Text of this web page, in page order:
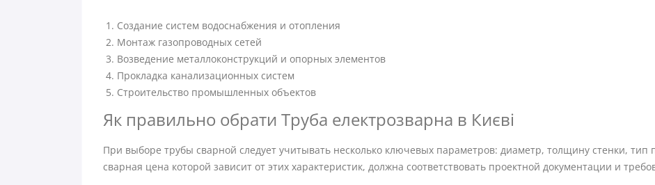
Создание систем водоснабжения и отопления
Монтаж газопроводных сетей
Возведение металлоконструкций и опорных элементов
Прокладка канализационных систем
Строительство промышленных объектов
Як правильно обрати Труба електрозварна в Києві
При выборе трубы сварной следует учитывать несколько ключевых параметров: диаметр, толщину стенки, тип
сварная цена которой зависит от этих характеристик, должна соответствовать проектной документации и